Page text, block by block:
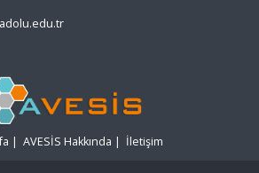
| AVESİS Hakkında | İletişim